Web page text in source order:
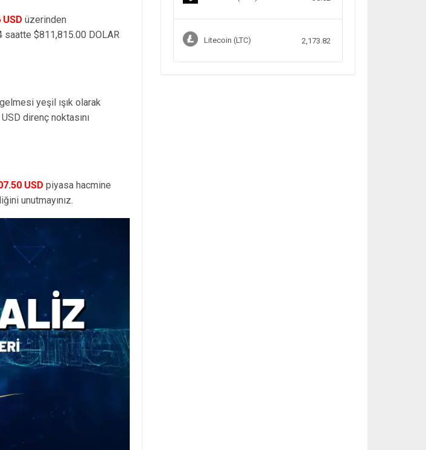
üzerinden
saatte $811,815.00 DOLAR
yeşil ışık olarak
direnç noktasını
USD piyasa hacmine
unutmayınız.
Litecoin (LTC) 2,173.82